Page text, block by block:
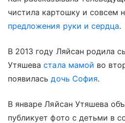
чистила картошку и совсем
предложения руки и сердца.
В 2013 году Ляйсан родила
Утяшевастала мамой во
появиласьдочь София.
В январе Ляйсан Утяшева
публикует фото с детьми в